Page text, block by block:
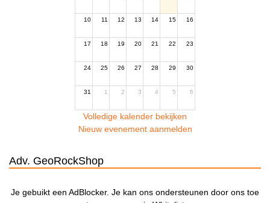
10 11 12 13 14 15 16
17 18 19 20 21 22 23
24 25 26 27 28 29 30
31 1 2 3 4 5 6
Volledige kalender bekijken
Nieuw evenement aanmelden
Adv. GeoRockShop
Je gebuikt een AdBlocker. Je kan ons ondersteunen door ons toe